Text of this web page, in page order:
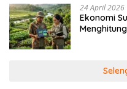
24 April 2026
Ekonomi